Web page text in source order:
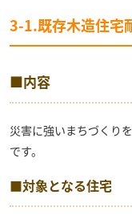
3-1.既存木造住宅
■内容
災害に強いまちづくり
です。
■対象となる住宅